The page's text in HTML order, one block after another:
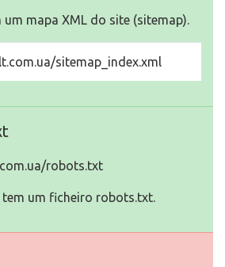
mapa XML do site (sitemap).
sitemap_index.xml
robots.txt
tem um ficheiro robots.txt.